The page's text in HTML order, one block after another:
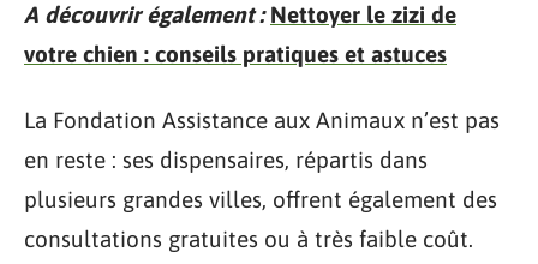
A découvrir également : Nettoyer le zizi de
votre chien : conseils pratiques et astuces
La Fondation Assistance aux Animaux n’est pas
en reste : ses dispensaires, répartis dans
plusieurs grandes villes, offrent également des
consultations gratuites ou à très faible coût.